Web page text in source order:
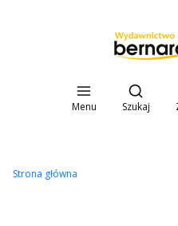
Menu
Otwórz
Szukaj
Strona główna